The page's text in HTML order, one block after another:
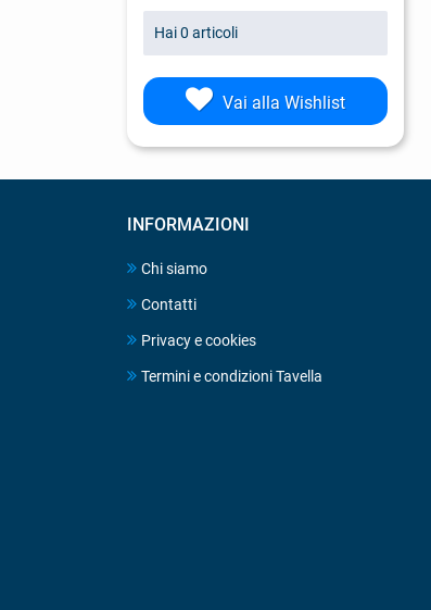
Hai0 articoli
Vai alla Wishlist
INFORMAZIONI
Chi siamo
Contatti
Privacy e cookies
Termini e condizioni Tavella